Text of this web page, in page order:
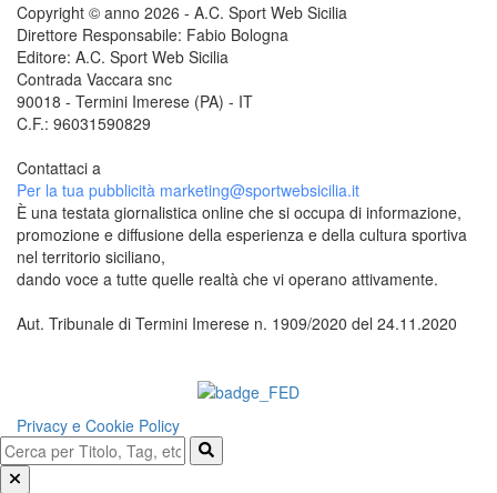
Copyright © anno 2026 - A.C. Sport Web Sicilia
Direttore Responsabile: Fabio Bologna
Editore: A.C. Sport Web Sicilia
Contrada Vaccara snc
90018 - Termini Imerese (PA) - IT
C.F.: 96031590829
Contattaci a
Per la tua pubblicità marketing@sportwebsicilia.it
È una testata giornalistica online che si occupa di informazione,
promozione e diffusione della esperienza e della cultura sportiva
nel territorio siciliano,
dando voce a tutte quelle realtà che vi operano attivamente.
Aut. Tribunale di Termini Imerese n. 1909/2020 del 24.11.2020
Privacy e Cookie Policy